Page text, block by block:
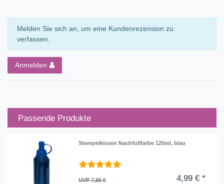
Melden Sie sich an, um eine Kundenrezension zu
verfassen.
Anmelden
Passende Produkte
Stempelkissen Nachfüllfarbe 125ml, blau
UVP 7,95 € 4,99 € *